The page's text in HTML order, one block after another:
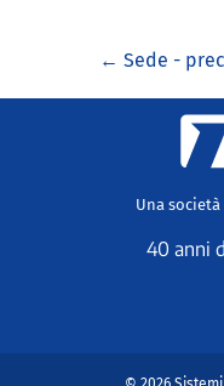
← Sede -
Una
40 anni